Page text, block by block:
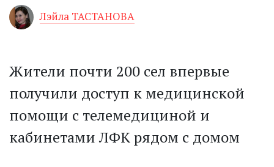
Лэйла ТАСТАНОВА
Жители почти 200 сел впервые
получили доступ к медицинской
помощи с телемедициной и
кабинетами ЛФК рядом с домом